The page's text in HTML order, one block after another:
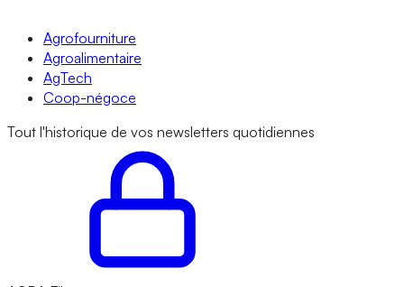
Agrofourniture
Agroalimentaire
AgTech
Coop-négoce
Tout l'historique de vos newsletters quotidiennes